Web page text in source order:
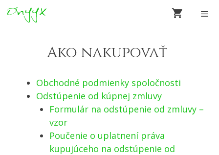
Preskočiť
na
Ako nakupovať
Obchodné podmienky spoločnosti
Odstúpenie od kúpnej zmluvy
Formulár na odstúpenie od zmluvy –
vzor
Poučenie o uplatnení práva
kupujúceho na odstúpenie od